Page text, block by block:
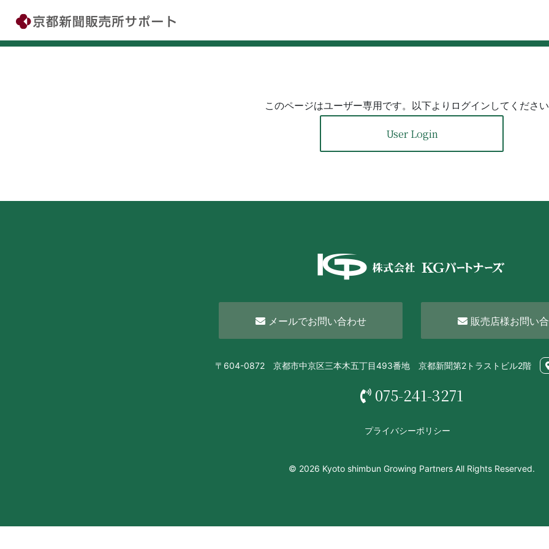
content
このページはユーザー専用です。以下よりログインしてくださ
User Login
メールでお問い合わせ 販売店様お問い
〒604-0872 京都市中京区三本木五丁目493番地 京都新聞第2トラストビル2階
075-241-3271
プライバシーポリシー
© 2026 Kyoto shimbun Growing Partners All Rights Reserved.